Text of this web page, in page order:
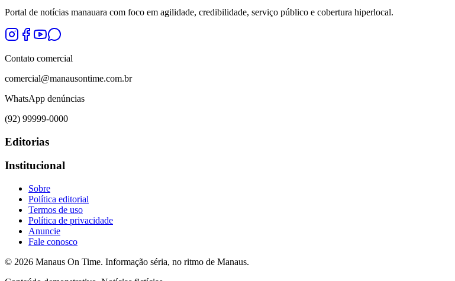
Portal de notícias manauara com foco em agilidade, credibilidade, serviço público e cobertura hiperlocal.
Contato comercial
comercial@manausontime.com.br
WhatsApp denúncias
(92) 99999-0000
Editorias
Institucional
Sobre
Política editorial
Termos de uso
Política de privacidade
Anuncie
Fale conosco
© 2026 Manaus On Time. Informação séria, no ritmo de Manaus.